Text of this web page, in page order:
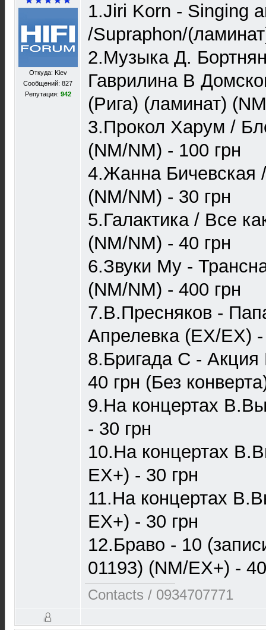
Откуда: Kiev
Сообщений: 827
Репутация: 942
1.Jiri Korn - Singing
/Supraphon/
2.Музыка Д.
Гаврилина В
(Рига) (ламинат)
3.Прокол Харум /
(NM/NM) - 100 грн
4.Жанна Бичевская
(NM/NM) - 30 грн
5.Галактика / Все
(NM/NM) - 40 грн
6.Звуки Му -
(NM/NM) - 400 грн
7.В.Пресняков -
Апрелевка (EX/EX) -
8.Бригада С -
40 грн (Без
9.На концертах
- 30 грн
10.На концертах
ЕХ+) - 30 грн
11.На концертах
ЕХ+) - 30 грн
12.Браво - 10
01193) (NM/EX+) -
Contacts / 0934707771